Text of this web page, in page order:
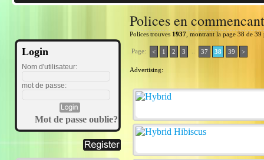
Login
Nom d'utilisateur:
mot de passe:
Mot de passe oublie?
Polices en
Polices trouves 1937 , montrant la page 38 de 39
Page: < 1 2 3 37 38 39 >
Advertising: